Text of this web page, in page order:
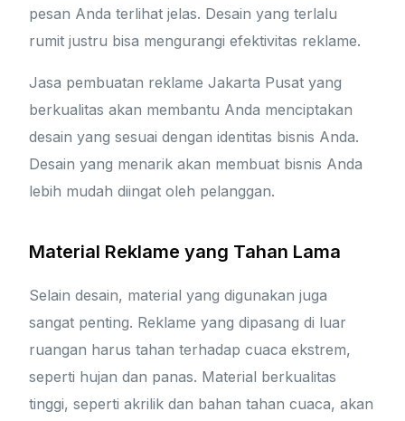
pesan Anda terlihat jelas. Desain yang terlalu
rumit justru bisa mengurangi efektivitas reklame.
Jasa pembuatan reklame Jakarta Pusat yang
berkualitas akan membantu Anda menciptakan
desain yang sesuai dengan identitas bisnis Anda.
Desain yang menarik akan membuat bisnis Anda
lebih mudah diingat oleh pelanggan.
Material Reklame yang Tahan Lama
Selain desain, material yang digunakan juga
sangat penting. Reklame yang dipasang di luar
ruangan harus tahan terhadap cuaca ekstrem,
seperti hujan dan panas. Material berkualitas
tinggi, seperti akrilik dan bahan tahan cuaca, akan